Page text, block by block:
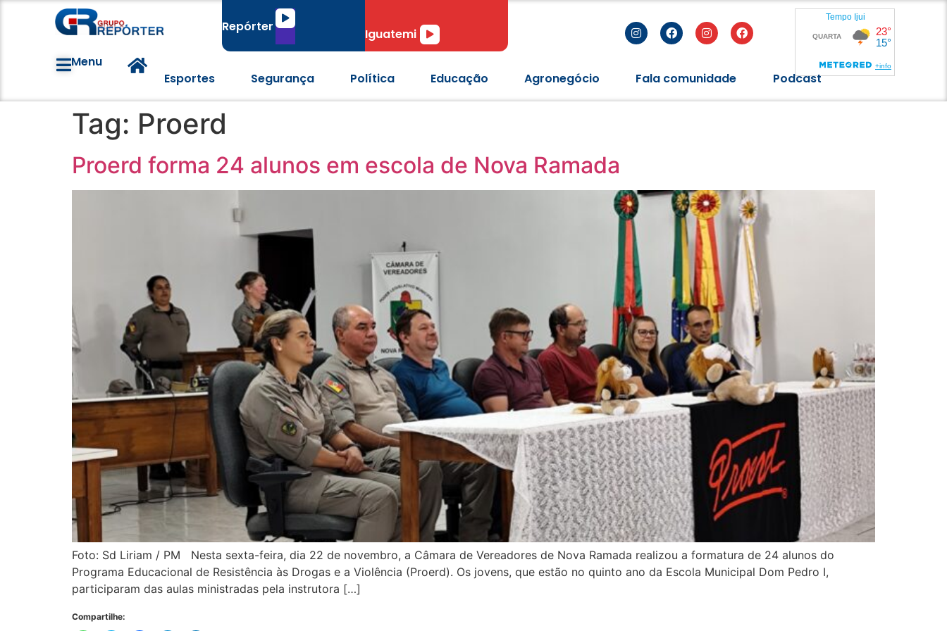
Repórter
Tocador
áudio
Iguatemi Tocador
de
Menu
Esportes
Segurança Política Educação Agronegócio Fala comunidade Podcast
Tag: Proerd
Proerd forma 24 alunos em escola de Nova Ramada
Foto: Sd Liriam / PM Nesta sexta-feira, dia 22 de novembro, a Câmara de Vereadores de Nova Ramada realizou a formatura de 24 alunos do
Programa Educacional de Resistência às Drogas e a Violência (Proerd). Os jovens, que estão no quinto ano da Escola Municipal Dom Pedro I,
participaram das aulas ministradas pela instrutora […]
Compartilhe: